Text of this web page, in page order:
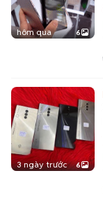
hôm qua 6
3 ngày trước 6